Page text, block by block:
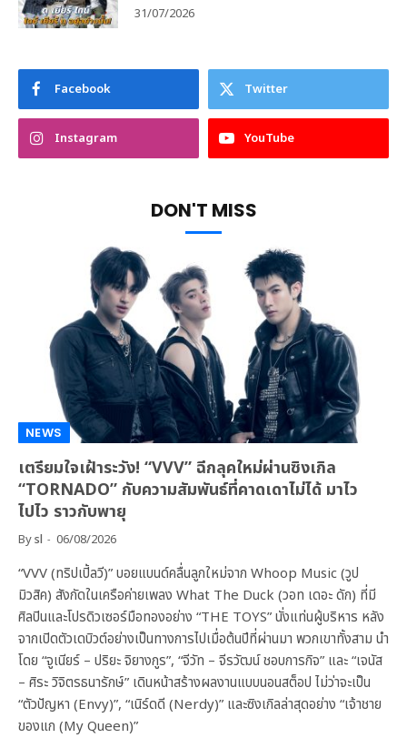
31/07/2026
Facebook Twitter
Instagram YouTube
DON'T MISS
NEWS
เตรียมใจเฝ้าระวัง! “VVV” ฉีกลุคใหม่ผ่านซิงเกิล
“TORNADO” กับความสัมพันธ์ที่คาดเดาไม่ได้ มาไว
ไปไว ราวกับพายุ
Bysl 06/08/2026
“VVV (ทริปเปิ้ลวี)” บอยแบนด์คลื่นลูกใหม่จาก Whoop Music (วูป
มิวสิค) สังกัดในเครือค่ายเพลง What The Duck (วอท เดอะ ดัก) ที่มี
ศิลปินและโปรดิวเซอร์มือทองอย่าง “THE TOYS” นั่งแท่นผู้บริหาร หลัง
จากเปิดตัวเดบิวต์อย่างเป็นทางการไปเมื่อต้นปีที่ผ่านมา พวกเขาทั้งสาม นำ
โดย “จูเนียร์ – ปริยะ จิยางกูร”, “จีวัท – จีรวัฒน์ ชอบการกิจ” และ “เจนัส
– ศิระ วิจิตรธนารักษ์” เดินหน้าสร้างผลงานแบบนอนสต็อป ไม่ว่าจะเป็น
“ตัวปัญหา (Envy)”, “เนิร์ดดี (Nerdy)” และซิงเกิลล่าสุดอย่าง “เจ้าชาย
ของแก (My Queen)”